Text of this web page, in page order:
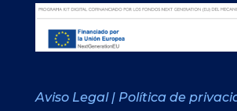
Aviso Legal | Política de